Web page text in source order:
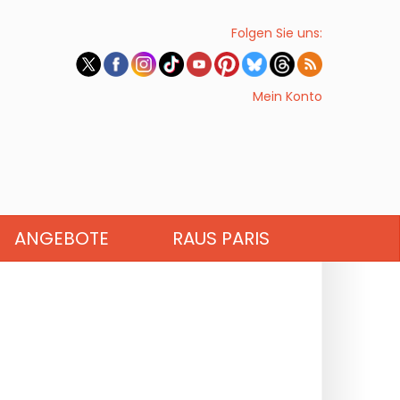
Folgen Sie uns:
Mein Konto
ANGEBOTE RAUS PARIS